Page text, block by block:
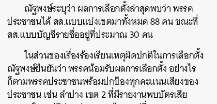
ณัฐพงษ์ระบุว่า ผลการเลือกตั้งล่าสุดพบว่า พรรค
ประชาชนได้ สส.แบบแบ่งเขตมาทั้งหมด 88 คน ขณะที่
สส.แบบบัญชีรายชื่ออยู่ที่ประมาณ 30 คน
ในส่วนของเรื่องร้องเรียนเหตุผิดปกติในการเลือกตั้ง
ณัฐพงษ์ยืนยันว่า พรรคน้อมรับผลการเลือกตั้ง อย่างไร
ก็ตามพรรคประชาชนพร้อมปกป้องทุกคะแนนเสียงของ
ประชาชน เช่น ลำปาง เขต 2 ที่มีรายงานพบบัตรเสีย